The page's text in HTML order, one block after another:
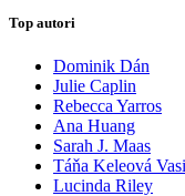
Top autori
Dominik Dán
Julie Caplin
Rebecca Yarros
Ana Huang
Sarah J. Maas
Táňa Keleová
Lucinda Riley